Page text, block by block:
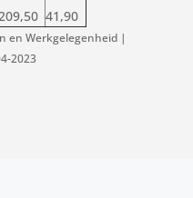
41,90
en Werkgelegenheid |
2023